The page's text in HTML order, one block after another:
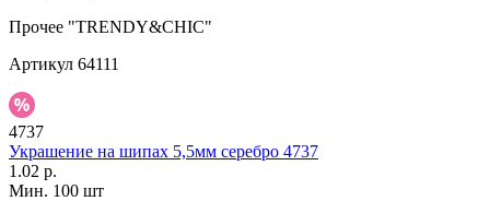
Прочее "TRENDY&CHIC"
Артикул 64111
4737
Украшение на шипах 5,5мм серебро 4737
1.02 р.
Мин. 100 шт